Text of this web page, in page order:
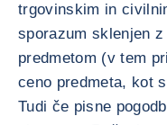
trgovinskim in
sporazum sklenjen
predmetom (v tem
ceno predmeta, kot
Tudi če pisne